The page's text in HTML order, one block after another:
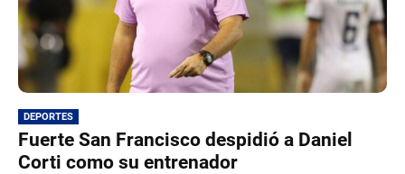
DEPORTES
Fuerte San Francisco despidió a Daniel
Corti como su entrenador